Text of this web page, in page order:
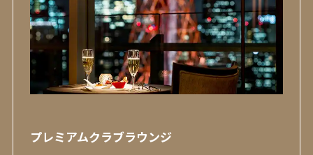
プレミアムクラブラウンジ